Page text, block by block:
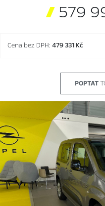
 579
Cena bez DPH: 479 331 Kč
POPTAT